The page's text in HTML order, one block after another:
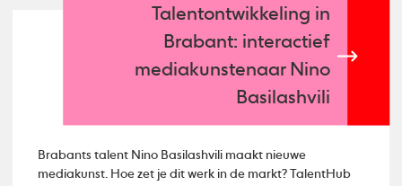
Talentontwikkeling in
Brabant: interactief
mediakunstenaar Nino
Basilashvili
Brabants talent Nino Basilashvili maakt nieuwe
mediakunst. Hoe zet je dit werk in de markt? TalentHub